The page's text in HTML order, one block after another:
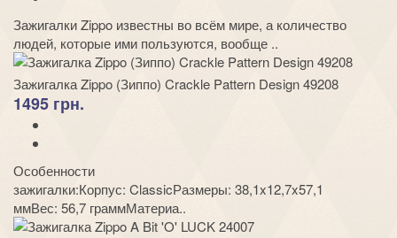
Зажигалки Zippo известны во всём мире, а количество
людей, которые ими пользуются, вообще ..
Зажигалка Zippo (Зиппо) Crackle Pattern Design 49208
1495 грн.
Особенности
зажигалки:Корпус: ClassicРазмеры: 38,1x12,7x57,1
ммВес: 56,7 граммМатериа..